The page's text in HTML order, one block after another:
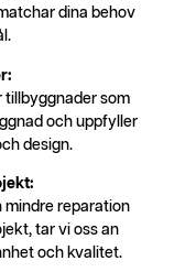
dina behov
tillbyggnader som
och uppfyller
design.
mindre reparation
tar vi oss an
och kvalitet.